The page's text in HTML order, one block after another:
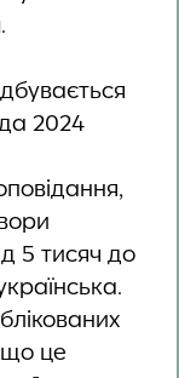
2024
5 тисяч до
це